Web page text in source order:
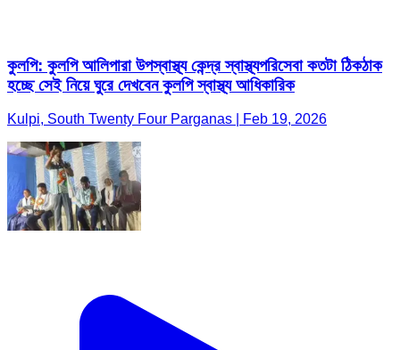
কুলপি: কুলপি আলিপারা উপস্বাস্থ্য কেন্দ্র স্বাস্থ্যপরিসেবা কতটা ঠিকঠাক
হচ্ছে সেই নিয়ে ঘুরে দেখবেন কুলপি স্বাস্থ্য আধিকারিক
Kulpi, South Twenty Four Parganas | Feb 19, 2026